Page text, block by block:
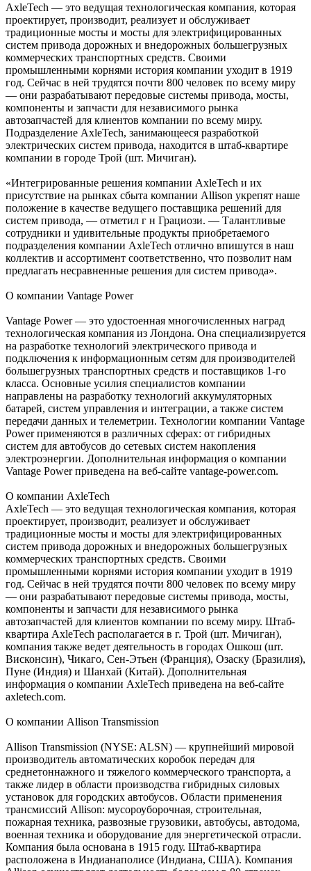
AxleTech — это ведущая технологическая компания, которая
проектирует, производит, реализует и обслуживает
традиционные мосты и мосты для электрифицированных
систем привода дорожных и внедорожных большегрузных
коммерческих транспортных средств. Своими
промышленными корнями история компании уходит в 1919
год. Сейчас в ней трудятся почти 800 человек по всему миру
— они разрабатывают передовые системы привода, мосты,
компоненты и запчасти для независимого рынка
автозапчастей для клиентов компании по всему миру.
Подразделение AxleTech, занимающееся разработкой
электрических систем привода, находится в штаб-квартире
компании в городе Трой (шт. Мичиган).
«Интегрированные решения компании AxleTech и их
присутствие на рынках сбыта компании Allison укрепят наше
положение в качестве ведущего поставщика решений для
систем привода, — отметил г н Грациози. — Талантливые
сотрудники и удивительные продукты приобретаемого
подразделения компании AxleTech отлично впишутся в наш
коллектив и ассортимент соответственно, что позволит нам
предлагать несравненные решения для систем привода».
О компании Vantage Power
Vantage Power — это удостоенная многочисленных наград
технологическая компания из Лондона. Она специализируется
на разработке технологий электрического привода и
подключения к информационным сетям для производителей
большегрузных транспортных средств и поставщиков 1-го
класса. Основные усилия специалистов компании
направлены на разработку технологий аккумуляторных
батарей, систем управления и интеграции, а также систем
передачи данных и телеметрии. Технологии компании Vantage
Power применяются в различных сферах: от гибридных
систем для автобусов до сетевых систем накопления
электроэнергии. Дополнительная информация о компании
Vantage Power приведена на веб-сайте vantage-power.com.
О компании AxleTech
AxleTech — это ведущая технологическая компания, которая
проектирует, производит, реализует и обслуживает
традиционные мосты и мосты для электрифицированных
систем привода дорожных и внедорожных большегрузных
коммерческих транспортных средств. Своими
промышленными корнями история компании уходит в 1919
год. Сейчас в ней трудятся почти 800 человек по всему миру
— они разрабатывают передовые системы привода, мосты,
компоненты и запчасти для независимого рынка
автозапчастей для клиентов компании по всему миру. Штаб-
квартира AxleTech располагается в г. Трой (шт. Мичиган),
компания также ведет деятельность в городах Ошкош (шт.
Висконсин), Чикаго, Сен-Этьен (Франция), Озаску (Бразилия),
Пуне (Индия) и Шанхай (Китай). Дополнительная
информация о компании AxleTech приведена на веб-сайте
axletech.com.
О компании Allison Transmission
Allison Transmission (NYSE: ALSN) — крупнейший мировой
производитель автоматических коробок передач для
cреднетоннажного и тяжелого коммерческого транспорта, а
также лидер в области производства гибридных силовых
установок для городских автобусов. Области применения
трансмиссий Allison: мусороуборочная, строительная,
пожарная техника, развозные грузовики, автобусы, автодома,
военная техника и оборудование для энергетической отрасли.
Компания была основана в 1915 году. Штаб-квартира
расположена в Индианаполисе (Индиана, США). Компания